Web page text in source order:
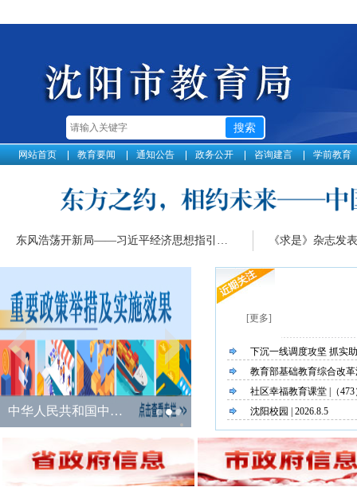
网站首页 教育要闻 通知公告 政务公开 咨询建言 学前教育
中华人民共和国中央人民政府 沈阳“名师在线”公益活动视频回放
[更多]
下沉一线调度攻坚 抓实
教育部基础教育综合改
环驱动”体系40年构建与实
社区幸福教育课堂 |（
沈阳校园 | 2026.8.5